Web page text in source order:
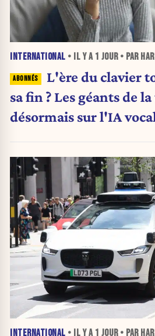
INTERNATIONAL • IL Y A 1 JOUR• PAR
L'ère du clavier
sa fin ? Les géants de
désormais sur l'IA
INTERNATIONAL • IL Y A 1 JOUR• PAR